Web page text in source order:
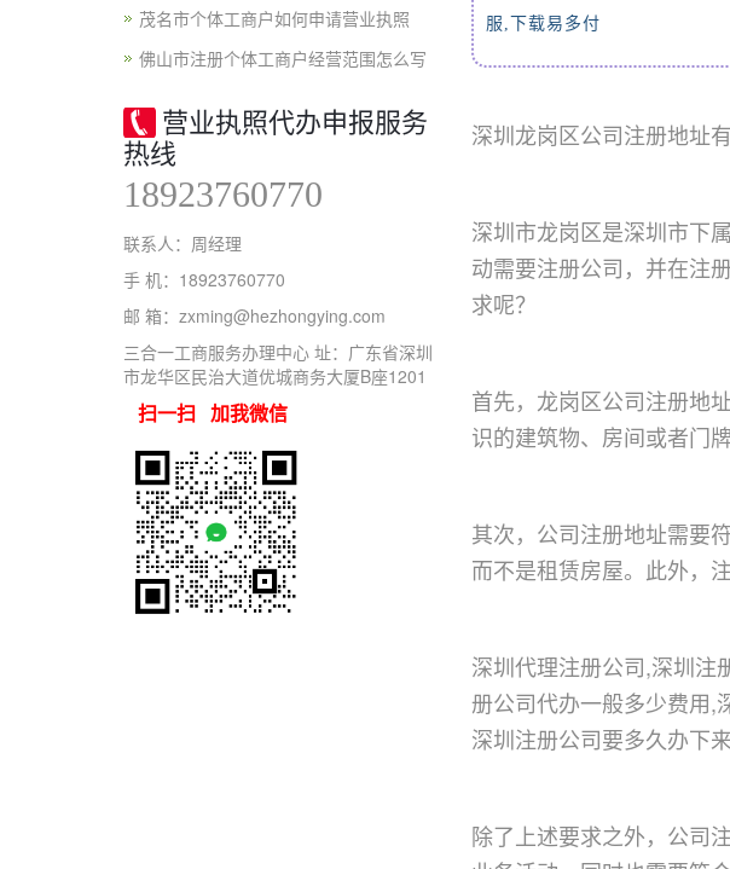
服 , 下载易多付
深圳龙岗区公司注册地址
深圳市龙岗区是深圳市下
动需要注册公司，并在注
求呢？
首先，龙岗区公司注册地
识的建筑物、房间或者门
其次，公司注册地址需要
而不是租赁房屋。此外，
深圳代理注册公司,深圳注
册公司代办一般多少费用,
深圳注册公司要多久办下
除了上述要求之外，公司
茂名市个体工商户如何申请营业执照
佛山市注册个体工商户经营范围怎么写
营业执照代办申报服务
热线
18923760770
联系人：周经理
手 机：18923760770
邮 箱：zxming@hezhongying.com
三合一工商服务办理中心 址：广东省深圳
市龙华区民治大道优城商务大厦B座1201
扫一扫 加我微信